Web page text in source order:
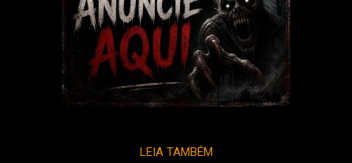
LEIA TAMBÉM